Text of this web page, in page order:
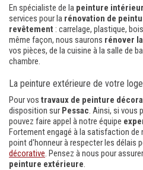
En spécialiste de la peinture
services pour la rénovation de
revêtement : carrelage, plastique,
même façon, nous saurons rénover
vos pièces, de la cuisine à la salle de
chambre.
La peinture extérieure de votre
Pour vos travaux de peinture
disposition sur Pessac. Ainsi, si vous
pouvez faire appel à notre équipe
Fortement engagé à la satisfaction
point d'honneur à respecter les délais
décorative. Pensez à nous pour
peinture extérieure.